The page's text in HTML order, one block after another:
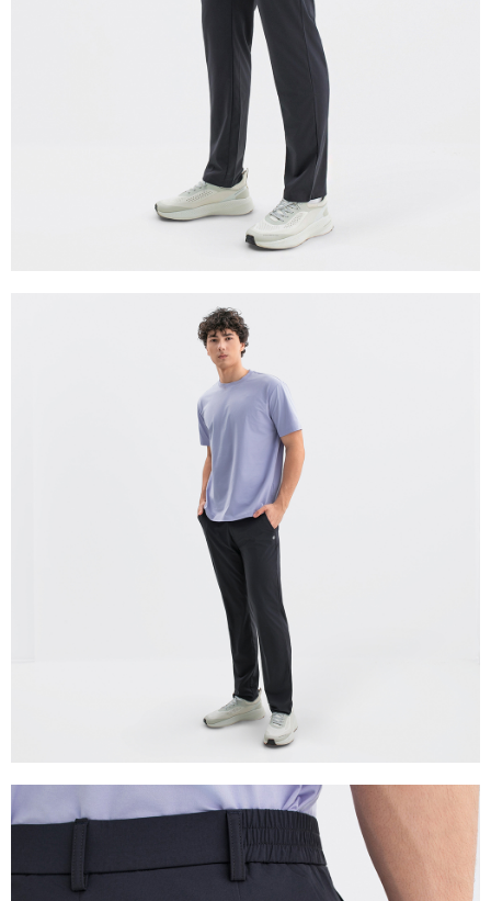
每筆NT$130，滿NT$1,000(含以上)免運費